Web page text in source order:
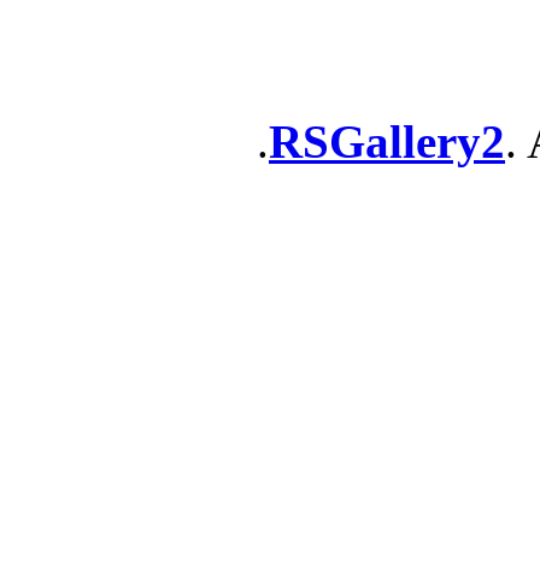
RSGallery2.